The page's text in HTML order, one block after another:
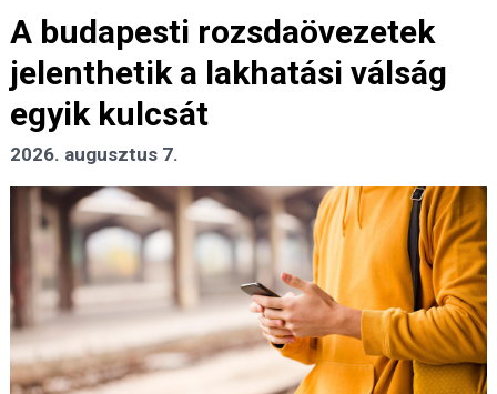
A budapesti rozsdaövezetek
jelenthetik a lakhatási válság
egyik kulcsát
2026. augusztus 7.